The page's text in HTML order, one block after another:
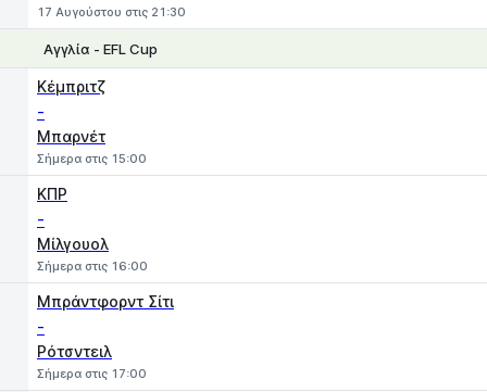
17 Αυγούστου στις 21:30
Αγγλία - EFL Cup
Κέμπριτζ
-
Μπαρνέτ
Σήμερα στις 15:00
ΚΠΡ
-
Μίλγουολ
Σήμερα στις 16:00
Μπράντφορντ Σίτι
-
Ρότσντειλ
Σήμερα στις 17:00